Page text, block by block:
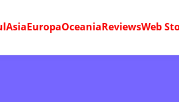
AsiaEuropaOceaniaReviewsWeb